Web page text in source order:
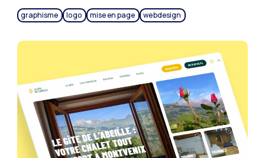
graphisme logo mise en page webdesign